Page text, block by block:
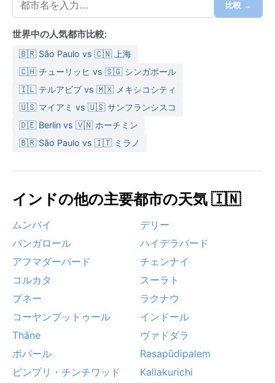
水量は約七百ミリ程度で、雨が降らない時期は空気が
からっとしている。旅行するなら、夏は通気性の良い
ィガン、雨季には折りたたみ傘が欠かせない。
は穏やかで、湿度も低く、観光には理想的だ。ただ
し、冬の早朝には濃い霧が発生することがあり、特に
デリー方面への移動時には視界不良に注意が必要。一
方、夏には時に「ルー」と呼ばれる熱波が数日続き、
乾燥が深刻化することもあるが、雨が降れば街の埃が
が強い街だからこそ、訪れる季節を選ぶことが旅の満
比較 →
世界中の人気都市比較:
🇧🇷 São Paulo vs 🇨🇳 上海
🇨🇭 チューリッヒ vs 🇸🇬 シンガポール
🇮🇱 テルアビブ vs 🇲🇽 メキシコシティ
🇺🇸 マイアミ vs 🇺🇸 サンフランシスコ
🇩🇪 Berlin vs 🇻🇳 ホーチミン
🇧🇷 São Paulo vs 🇮🇹 ミラノ
インドの他の主要都市の天気 🇮🇳
ムンバイ
デリー
バンガロール
ハイデラバード
アフマダーバード
チェンナイ
コルカタ
スーラト
プネー
ラクナウ
コーヤンブットゥール
インドール
Thāne
ヴァドダラ
ボパール
Rasapūdipalem
ピンプリ・チンチワッド
Kallakurichi